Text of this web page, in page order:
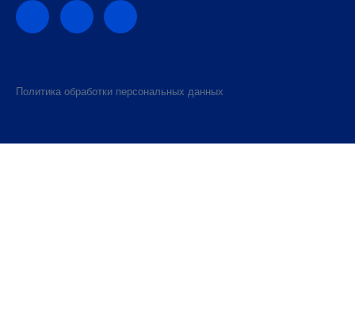
Политика обработки персональных данных